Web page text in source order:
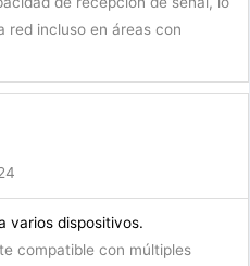
red incluso en áreas con
varios dispositivos.
compatible con múltiples